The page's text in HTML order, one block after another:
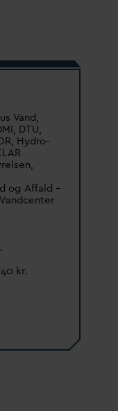
Vand,
DTU,
Hydro-
og Affald –
Vandcenter
kr.